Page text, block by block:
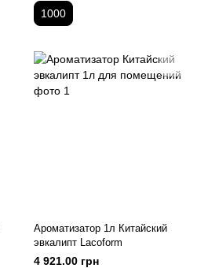
1000
Ароматизатор 1л Китайский
эвкалипт Lacoform
4 921.00 грн